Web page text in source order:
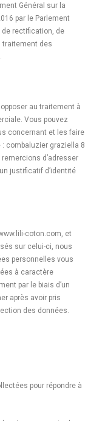
Général sur la
par le Parlement
de rectification, de
traitement des
au traitement à
Vous pouvez
concernant et les faire
combaluzier graziella 8
d’adresser
justificatif d’identité
coton.com, et
sur celui-ci, nous
personnelles vous
à caractère
par le biais d’un
après avoir pris
des données.
pour répondre à